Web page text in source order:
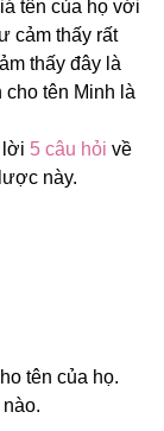
tên của họ với
cảm thấy rất
thấy đây là
cho tên Minh là
lời 5 câu hỏi về
này.
tên của họ.